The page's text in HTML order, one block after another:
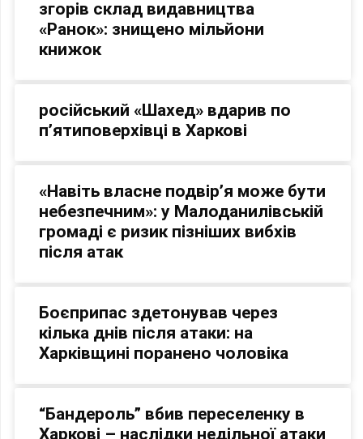
згорів склад видавництва
«Ранок»: знищено мільйони
книжок
російський «Шахед» вдарив по
п’ятиповерхівці в Харкові
«Навіть власне подвір’я може бути
небезпечним»: у Малоданилівській
громаді є ризик пізніших вибхів
після атак
Боєприпас здетонував через
кілька днів після атаки: на
Харківщині поранено чоловіка
“Бандероль” вбив переселенку в
Харкові – наслідки недільної атаки